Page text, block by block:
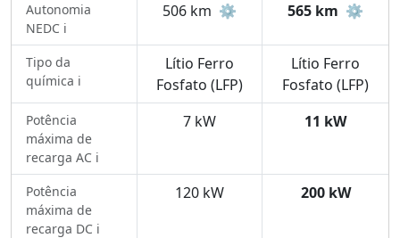
Autonomia
NEDC ℹ️
506 km ⚙️ 565 km ⚙️
Tipo da
química ℹ️
Lítio Ferro
Fosfato (LFP)
Lítio Ferro
Fosfato (LFP)
Potência
máxima de
recarga AC ℹ️
7 kW 11 kW
Potência
máxima de
recarga DC ℹ️
120 kW 200 kW